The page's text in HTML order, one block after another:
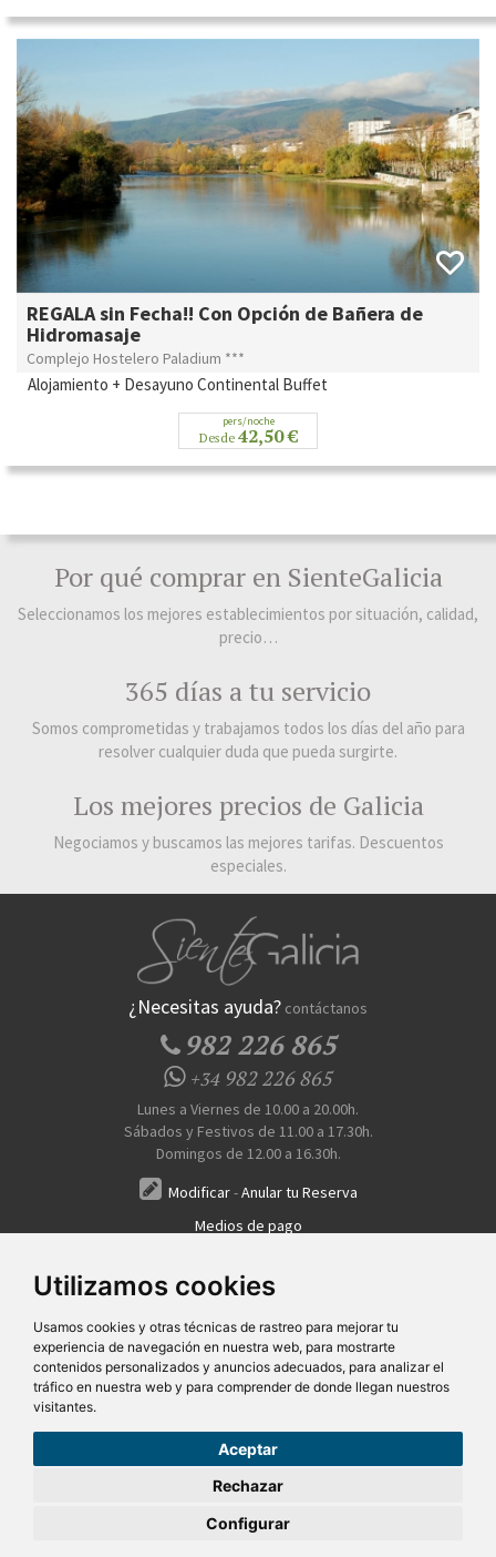
Utilizamos cookies
Usamos cookies y otras técnicas de rastreo para mejorar tu
experiencia de navegación en nuestra web, para mostrarte
contenidos personalizados y anuncios adecuados, para analizar el
tráfico en nuestra web y para comprender de donde llegan nuestros
visitantes.
Aceptar
Rechazar
Configurar
REGALA sin Fecha!! Con Opción de Bañera de
Hidromasaje
Complejo Hostelero Paladium ***
Alojamiento + Desayuno Continental Buffet
pers/noche
Desde 42,50 €
Por qué comprar en SienteGalicia
Seleccionamos los mejores establecimientos por situación, calidad,
precio…
365 días a tu servicio
Somos comprometidas y trabajamos todos los días del año para
resolver cualquier duda que pueda surgirte.
Los mejores precios de Galicia
Negociamos y buscamos las mejores tarifas. Descuentos
especiales.
¿Necesitas ayuda? contáctanos
982 226 865
+34982 226 865
Lunes a Viernes de 10.00 a 20.00h.
Sábados y Festivos de 11.00 a 17.30h.
Domingos de 12.00 a 16.30h.
Modificar-Anular tu Reserva
Medios de pago
Quiénes Somos
sobre cookies|Ayudas
SG Entornos Turísticos S.L
. Av. Vila Verde Cidade de Portugal, 25 Bajo. Lugo 27002 – España
- Licencia Agencia de viajes
N° XG.362
Todos los derechos reservados